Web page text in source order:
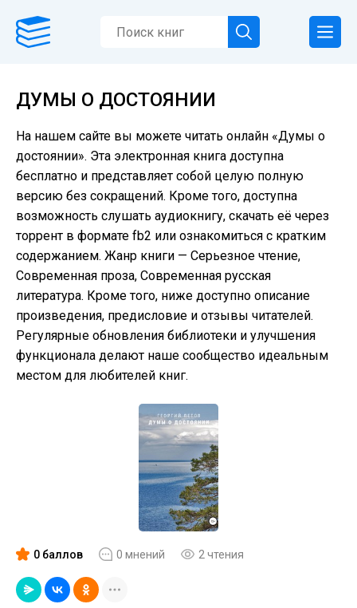
ДУМЫ О ДОСТОЯНИИ
На нашем сайте вы можете читать онлайн «Думы о
достоянии». Эта электронная книга доступна
бесплатно и представляет собой целую полную
версию без сокращений. Кроме того, доступна
возможность слушать аудиокнигу, скачать её через
торрент в формате fb2 или ознакомиться с кратким
содержанием. Жанр книги — Серьезное чтение,
Современная проза, Современная русская
литература. Кроме того, ниже доступно описание
произведения, предисловие и отзывы читателей.
Регулярные обновления библиотеки и улучшения
функционала делают наше сообщество идеальным
местом для любителей книг.
0 баллов 0 мнений 2 чтения